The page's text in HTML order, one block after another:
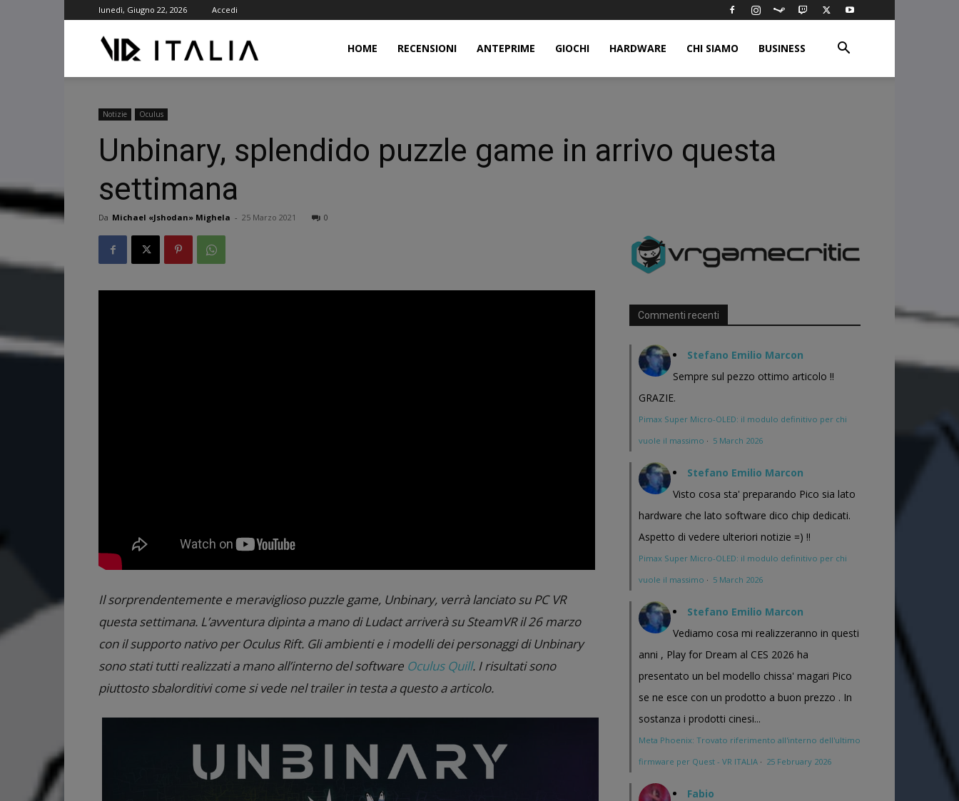
lunedì, Giugno 22, 2026 Accedi
HOME RECENSIONI ANTEPRIME GIOCHI HARDWARE CHI SIAMO BUSINESS
Notizie Oculus
Unbinary, splendido puzzle game in arrivo questa
settimana
Da Michael «Jshodan» Mighela - 25 Marzo 2021 0
Il sorprendentemente e meraviglioso puzzle game, Unbinary, verrà lanciato su PC VR
questa settimana. L’avventura dipinta a mano di Ludact arriverà su SteamVR il 26 marzo
con il supporto nativo per Oculus Rift. Gli ambienti e i modelli dei personaggi di Unbinary
sono stati tutti realizzati a mano all’interno del software Oculus Quill. I risultati sono
piuttosto sbalorditivi come si vede nel trailer in testa a questo a articolo.
Commenti recenti
Stefano Emilio Marcon
Sempre sul pezzo ottimo articolo !!
GRAZIE.
Pimax Super Micro-OLED: il modulo definitivo per chi
vuole il massimo · 5 March 2026
Stefano Emilio Marcon
Visto cosa sta' preparando Pico sia lato
hardware che lato software dico chip dedicati.
Aspetto di vedere ulteriori notizie =) !!
Pimax Super Micro-OLED: il modulo definitivo per chi
vuole il massimo · 5 March 2026
Stefano Emilio Marcon
Vediamo cosa mi realizzeranno in questi
anni , Play for Dream al CES 2026 ha
presentato un bel modello chissa' magari Pico
se ne esce con un prodotto a buon prezzo . In
sostanza i prodotti cinesi...
Meta Phoenix: Trovato riferimento all'interno dell'ultimo
firmware per Quest - VR ITALIA · 25 February 2026
Fabio